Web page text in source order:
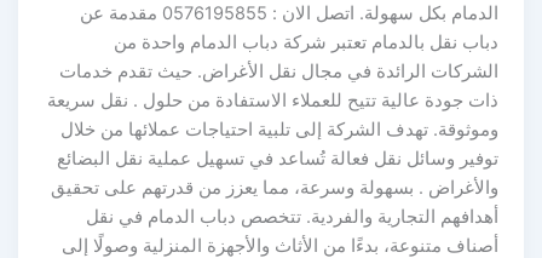
الدمام بكل سهولة. اتصل الان : 0576195855 مقدمة عن
دباب نقل بالدمام تعتبر شركة دباب الدمام واحدة من
الشركات الرائدة في مجال نقل الأغراض. حيث تقدم خدمات
ذات جودة عالية تتيح للعملاء الاستفادة من حلول . نقل سريعة
وموثوقة. تهدف الشركة إلى تلبية احتياجات عملائها من خلال
توفير وسائل نقل فعالة تُساعد في تسهيل عملية نقل البضائع
والأغراض . بسهولة وسرعة، مما يعزز من قدرتهم على تحقيق
أهدافهم التجارية والفردية. تتخصص دباب الدمام في نقل
أصناف متنوعة، بدءًا من الأثاث والأجهزة المنزلية وصولًا إلى